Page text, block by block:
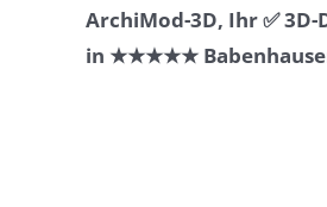
ArchiMod-3D, Ihr ✅
in ★★★★★